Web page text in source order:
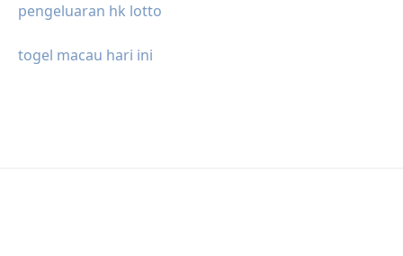
pengeluaran hk lotto
togel macau hari ini